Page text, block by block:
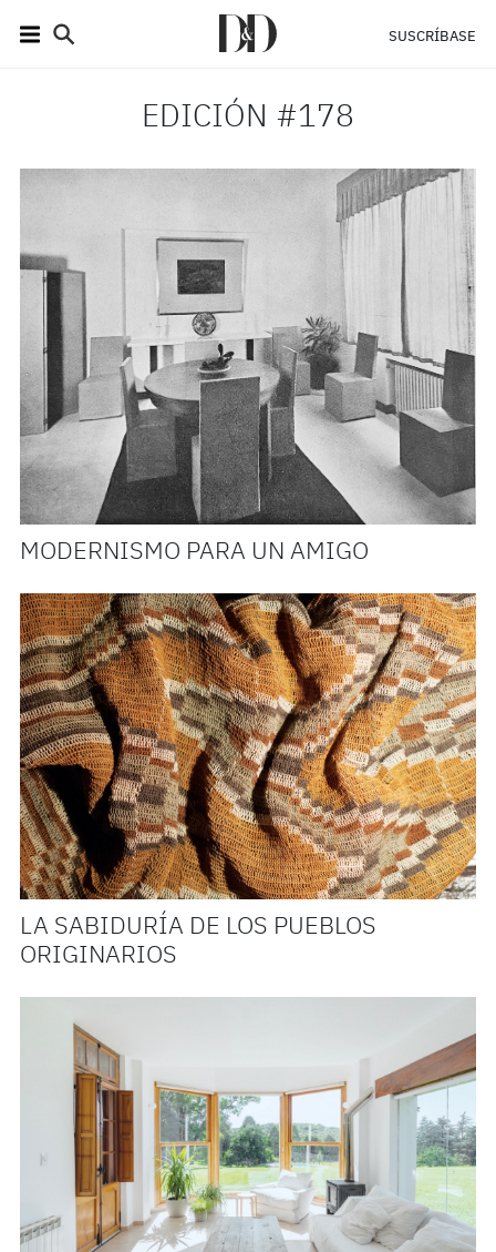
SUSCRÍBASE
EDICIÓN #178
MODERNISMO PARA UN AMIGO
LA SABIDURÍA DE LOS PUEBLOS
ORIGINARIOS